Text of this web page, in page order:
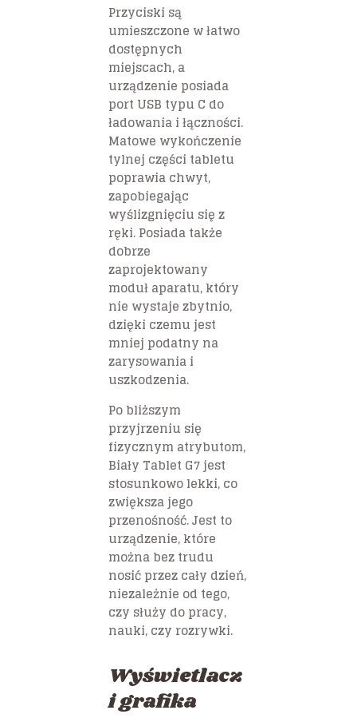
Przyciski są
umieszczone w łatwo
dostępnych
miejscach, a
urządzenie posiada
port USB typu C do
ładowania i łączności.
Matowe wykończenie
tylnej części tabletu
poprawia chwyt,
zapobiegając
wyślizgnięciu się z
ręki. Posiada także
dobrze
zaprojektowany
moduł aparatu, który
nie wystaje zbytnio,
dzięki czemu jest
mniej podatny na
zarysowania i
uszkodzenia.
Po bliższym
przyjrzeniu się
fizycznym atrybutom,
Biały Tablet G7 jest
stosunkowo lekki, co
zwiększa jego
przenośność. Jest to
urządzenie, które
można bez trudu
nosić przez cały dzień,
niezależnie od tego,
czy służy do pracy,
nauki, czy rozrywki.
Wyświetlacz
i grafika